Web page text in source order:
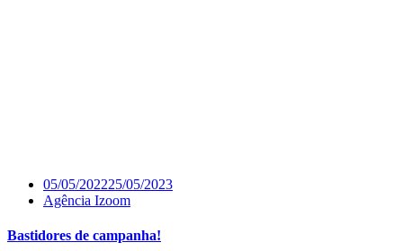
05/05/202225/05/2023
Agência Izoom
Bastidores de campanha!